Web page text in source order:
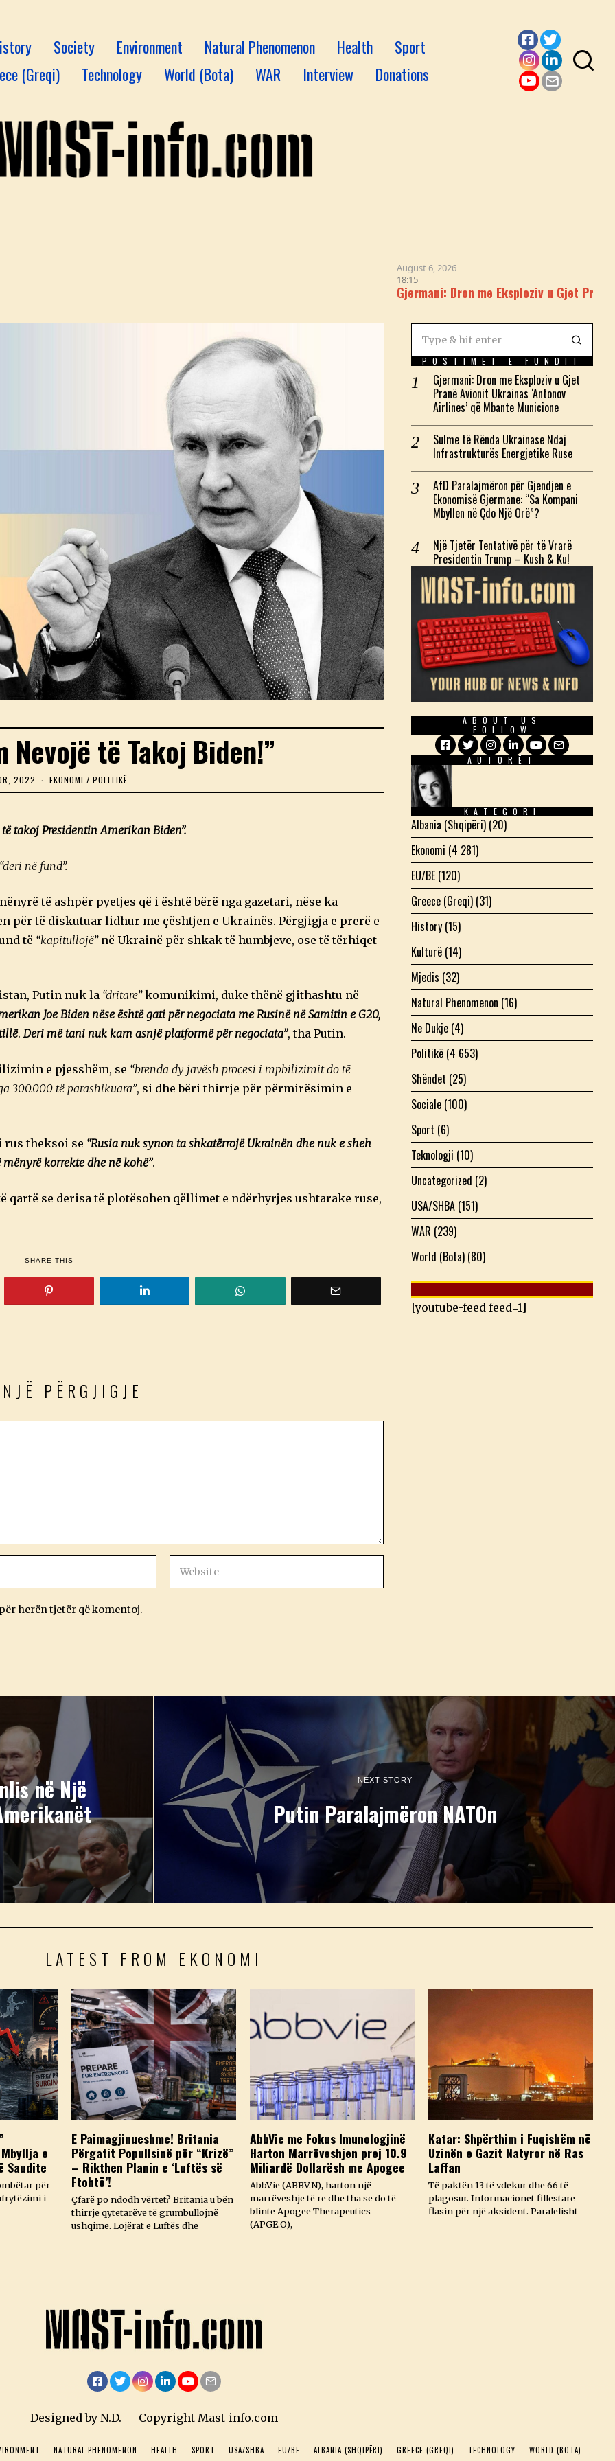
Society Environment Natural Phenomenon Health
Sport
(Greqi)
Technology World (Bota) WAR Interview Donations
Facebook
Twitter
Instagram
LinkedIn
August 6, 2026
Gjermani: Dron me Eksploziv u Gjet Pranë Avionit
Nevojë të Takoj Biden!”
2022
4
T
O
2
2
EKONOMI / POLITIKË
takoj Presidentin Amerikan Biden”.
“deri në fund”.
të ashpër pyetjes që i është bërë nga gazetari, nëse ka
për të diskutuar lidhur me çështjen e Ukrainës. Përgjigja e prerë e
të “kapitullojë”në Ukrainë për shkak të humbjeve, ose të tërhiqet
Putin nuk la “dritare”komunikimi, duke thënë gjithashtu në
Joe Biden nëse është gati për negociata me Rusinë në Samitin e G20,
. Deri më tani nuk kam asnjë platformë për negociata”, tha Putin.
e pjesshëm, se “brenda dy javësh proçesi i mpbilizimit do të
300.000 të parashikuara”, si dhe bëri thirrje për përmirësimin e
rus theksoi se “Rusia nuk synon ta shkatërrojë Ukrainën dhe nuk e sheh
korrekte dhe në kohë”.
qartë se derisa të plotësohen qëllimet e ndërhyrjes ushtarake ruse,
SHARE THIS
PËRGJIGJE
herën tjetër që komentoj.
POSTIMET E FUNDIT
Gjermani: Dron me Eksploziv u Gjet
Pranë Avionit Ukrainas ‘Antonov
Airlines’ që Mbante Municione
Sulme të Rënda Ukrainase Ndaj
Infrastrukturës Energjetike Ruse
AfD Paralajmëron për Gjendjen e
Ekonomisë Gjermane: “Sa Kompani
Mbyllen në Çdo Një Orë”?
Një Tjetër Tentativë për të Vrarë
Presidentin Trump – Kush & Ku!
ABOUT US
FOLLOW
Facebook
TwitterInstagram
LinkedIn
YouTube
Email
AUTORËT
KATEGORI
Albania (Shqipëri) (20)
Ekonomi (4 281)
EU/BE (120)
Greece (Greqi) (31)
History (15)
Kulturë (14)
Mjedis (32)
Natural Phenomenon (16)
Ne Dukje (4)
Politikë (4 653)
Shëndet (25)
Sociale (100)
Sport (6)
Teknologji (10)
Uncategorized (2)
USA/SHBA (151)
WAR (239)
World (Bota) (80)
[youtube-feed feed=1]
në Një
NEXT STORY
Putin Paralajmëron NATOn
LATEST FROM EKONOMI
e
Saudite
për
i
E Paimagjinueshme! Britania
Përgatit Popullsinë për “Krizë”
– Rikthen Planin e ‘Luftës së
Ftohtë’!
Çfarë po ndodh vërtet? Britania u bën
thirrje qytetarëve të grumbullojnë
ushqime. Lojërat e Luftës dhe
AbbVie me Fokus Imunologjinë
Harton Marrëveshjen prej 10.9
Miliardë Dollarësh me Apogee
AbbVie (ABBV.N), harton një
marrëveshje të re dhe tha se do të
blinte Apogee Therapeutics
(APGE.O),
Katar: Shpërthim i Fuqishëm në
Uzinën e Gazit Natyror në Ras
Laffan
Të paktën 13 të vdekur dhe 66 të
plagosur. Informacionet fillestare
flasin për një aksident. Paralelisht
Designed by N.D. — Copyright Mast-info.com
NATURAL PHENOMENON HEALTH SPORT USA/SHBA EU/BE ALBANIA (SHQIPËRI) GREECE (GREQI) TECHNOLOGY
WORLD (BOTA)